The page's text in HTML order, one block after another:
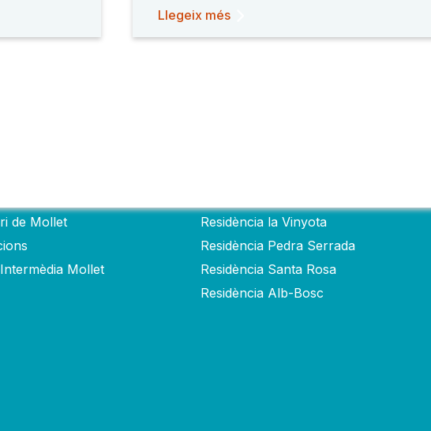
Llegeix més
de Mollet
Mollet
Residència la Vinyota
Residència Pedra Serrada
Residència Santa Rosa
Residència Alb-Bosc